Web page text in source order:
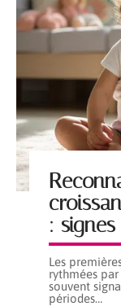
:
Les
rythmées
souvent
périodes…